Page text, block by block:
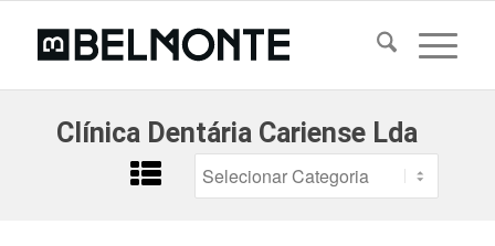
Clínica Dentária Cariense Lda